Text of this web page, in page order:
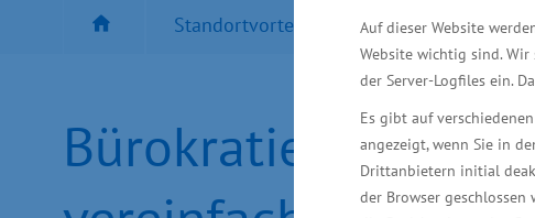
Auf dieser Website
Website wichtig sind. Wir
der Server-Logfiles ein.
Es gibt auf
angezeigt, wenn Sie in
Drittanbietern initial
der Browser
Standortvorteil MV Besten
Bürokratieabbau: